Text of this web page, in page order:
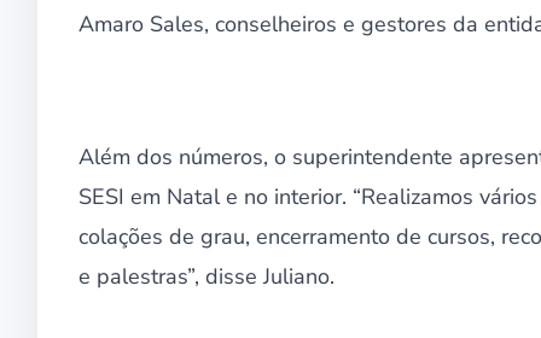
Amaro Sales, conselheiros e gestores da
Além dos números, o superintendente
SESI em Natal e no interior. “Realizamos
colações de grau, encerramento de cursos,
e palestras”, disse Juliano.